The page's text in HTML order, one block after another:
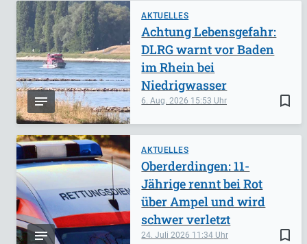
AKTUELLES
bookmark_border
6. Aug. 2026 15:53
Achtung Lebensgefahr:
DLRG warnt vor Baden
im Rhein bei
Niedrigwasser
AKTUELLES
bookmark_border
24. Juli 2026 11:34
Oberderdingen: 11-
Jährige rennt bei Rot
über Ampel und wird
schwer verletzt